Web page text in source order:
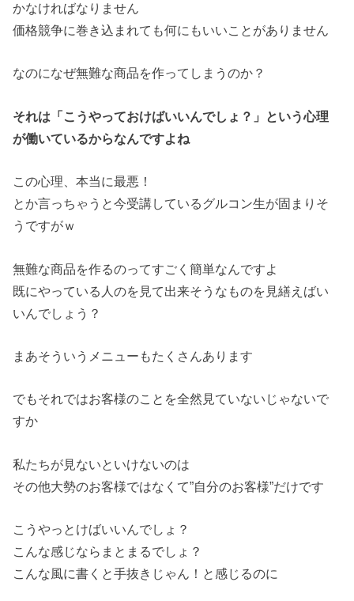
かなければなりません
価格競争に巻き込まれても何にもいいことがありません
なのになぜ無難な商品を作ってしまうのか？
それは「こうやっておけばいいんでしょ？」という心理
が働いているからなんですよね
この心理、本当に最悪！
とか言っちゃうと今受講しているグルコン生が固まりそ
うですがｗ
無難な商品を作るのってすごく簡単なんですよ
既にやっている人のを見て出来そうなものを見繕えばい
いんでしょう？
まあそういうメニューもたくさんあります
でもそれではお客様のことを全然見ていないじゃないで
すか
私たちが見ないといけないのは
その他大勢のお客様ではなくて”自分のお客様”だけです
こうやっとけばいいんでしょ？
こんな感じならまとまるでしょ？
こんな風に書くと手抜きじゃん！と感じるのに